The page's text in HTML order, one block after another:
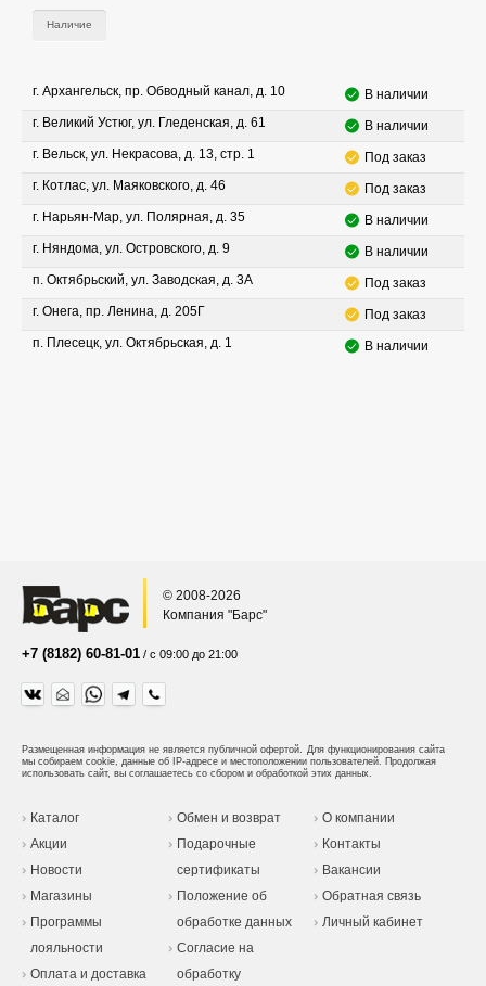
Наличие
г. Архангельск, пр. Обводный канал, д. 10
В наличии
г. Великий Устюг, ул. Гледенская, д. 61
В наличии
г. Вельск, ул. Некрасова, д. 13, стр. 1
Под заказ
г. Котлас, ул. Маяковского, д. 46
Под заказ
г. Нарьян-Мар, ул. Полярная, д. 35
В наличии
г. Няндома, ул. Островского, д. 9
В наличии
п. Октябрьский, ул. Заводская, д. 3А
Под заказ
г. Онега, пр. Ленина, д. 205Г
Под заказ
п. Плесецк, ул. Октябрьская, д. 1
В наличии
© 2008-2026
Компания "Барс"
+7 (8182) 60-81-01 / с 09:00 до 21:00
Размещенная информация не является публичной офертой. Для функционирования сайта
мы собираем cookie, данные об IP-адресе и местоположении пользователей. Продолжая
использовать сайт, вы соглашаетесь со сбором и обработкой этих данных.
Каталог
Акции
Новости
Магазины
Программы
лояльности
Оплата и доставка
Обмен и возврат
Подарочные
сертификаты
Положение об
обработке данных
Согласие на
обработку
О компании
Контакты
Вакансии
Обратная связь
Личный кабинет